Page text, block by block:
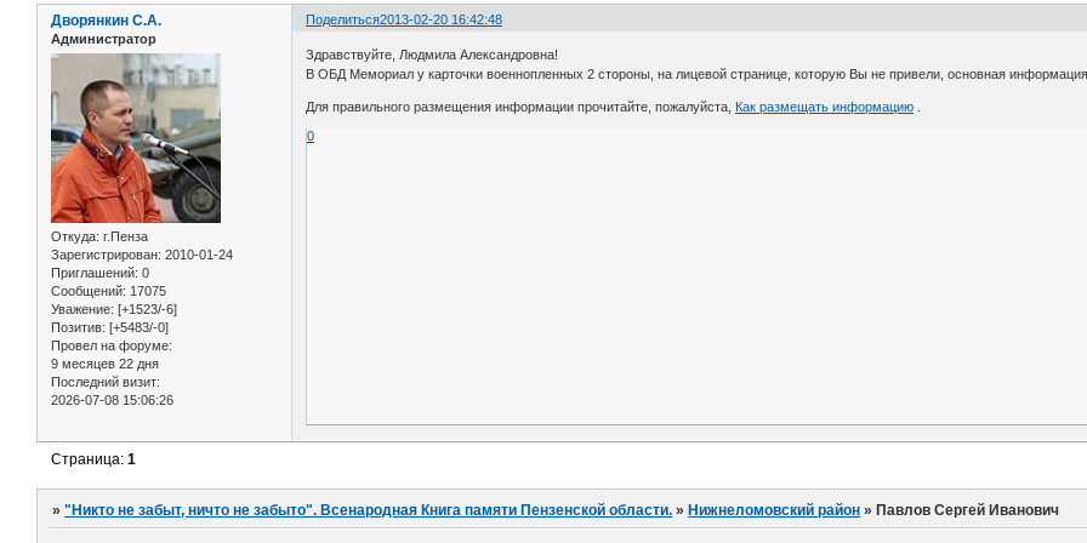
Поделиться2013-02-20 16:42:48
Дворянкин С.А.
Администратор
Откуда: г.Пенза
Зарегистрирован: 2010-01-24
Приглашений: 0
Сообщений: 17075
Уважение: [+1523/-6]
Позитив: [+5483/-0]
Провел на форуме:
9 месяцев 22 дня
Последний визит:
2026-07-08 15:06:26
Здравствуйте, Людмила Александровна!
В ОБД Мемориал у карточки военнопленных 2 стороны, на лицевой странице, которую Вы не привели, основная
Для правильного размещения информации прочитайте, пожалуйста, Как размещать информацию
0
Страница:1
»"Никто не забыт, ничто не забыто". Всенародная Книга памяти Пензенской области. »Нижнеломовский район »Павлов Сергей Иванович